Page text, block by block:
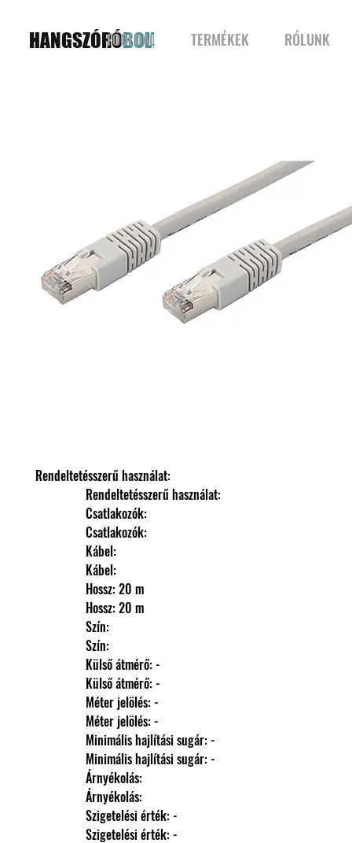
HANGSZÓRÓBOLT
FŐOLDAL TERMÉKEK RÓLUNK
Rendeltetésszerű használat:
                Rendeltetésszerű használat:
                Csatlakozók:
                Csatlakozók:
                Kábel:
                Kábel:
                Hossz: 20 m
                Hossz: 20 m
                Szín:
                Szín:
                Külső átmérő: -
                Külső átmérő: -
                Méter jelölés: -
                Méter jelölés: -
                Minimális hajlítási sugár: -
                Minimális hajlítási sugár: -
                Árnyékolás:
                Árnyékolás:
                Szigetelési érték: -
                Szigetelési érték: -